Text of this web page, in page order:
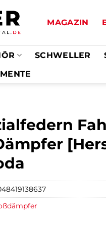
MAGAZIN
SCHWELLER